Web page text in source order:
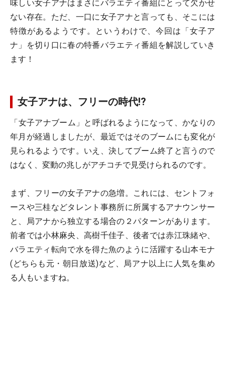
味しい女子アナはまさにバラエティ番組にとって欠かせ
ない存在。ただ、一口に女子アナと言っても、そこには
特徴があるようです。というわけで、今回は「女子ア
ナ」を切り口に春の特番バラエティ番組を解説していき
ます！
女子アナは、フリーの時代!?
「女子アナブーム」と呼ばれるようになって、かなりの
年月が経過しましたが、最近ではそのブームにも変化が
見られるようです。いえ、決してブーム終了と言うので
はなく、変動の兆しがアチコチで見受けられるのです。
まず、フリーの女子アナの急増。これには、セントフォ
ースや三桂などタレント事務所に所属するアナウンサー
と、局アナから独立する場合の２パターンがあります。
前者では小林麻央、高樹千佳子、後者では赤江珠緒や、
バラエティ転向で水を得た魚のように活躍する山本モナ
(どちらも元・朝日放送)など、局アナ以上に人気を集め
る人もいますね。